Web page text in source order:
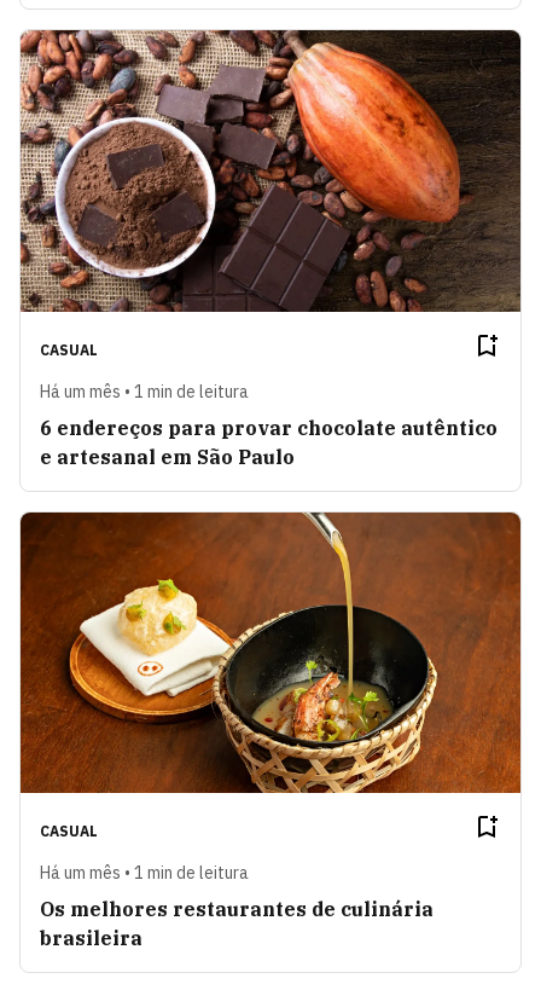
CASUAL
Há um mês • 1 min de leitura
6 endereços para provar chocolate autêntico
e artesanal em São Paulo
CASUAL
Há um mês • 1 min de leitura
Os melhores restaurantes de culinária
brasileira